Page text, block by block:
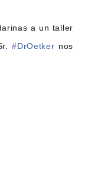
a un taller
#DrOetker nos